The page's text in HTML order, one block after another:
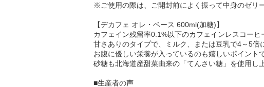
※ご使用の際は、ご開封前によく振って中身のゼリ
【デカフェ オレ・ベース 600ml(加糖)】
カフェイン残留率0.1%以下のカフェインレスコー
甘さありのタイプで、ミルク、または豆乳で4～5倍
お腹に優しい栄養が入っているのも嬉しいポイントで
砂糖も北海道産甜菜由来の「てんさい糖」を使用し
■生産者の声